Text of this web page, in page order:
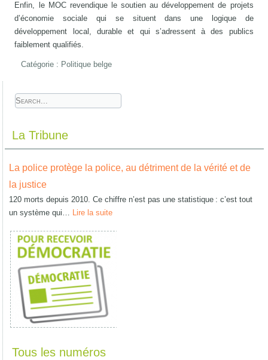
Enfin, le MOC revendique le soutien au développement de projets
d’économie sociale qui se situent dans une logique de
développement local, durable et qui s’adressent à des publics
faiblement qualifiés.
Catégorie : Politique belge
La Tribune
La police protège la police, au détriment de la vérité et de
la justice
120 morts depuis 2010. Ce chiffre n’est pas une statistique : c’est tout
un système qui… Lire la suite
Tous les numéros